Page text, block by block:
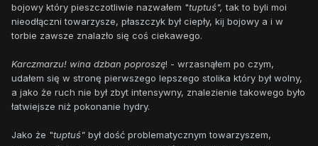
bojowy który pieszczotliwie nazwałem "tuptuś",tak to byli moi
nieodłączni towarzysze, płaszczyk był ciepły, kij bojowy a i w
torbie zawsze znalazło się coś ciekawego.
Karczmarzu! wina dzban poproszę! - wrzasnąłem po czym,
udałem się w stronę pierwszego lepszego stolika który był wolny,
a jako że ruch nie był zbyt intensywny, znalezienie takowego było
łatwiejsze niż pokonanie hydry.
Jako że "tuptuś" był dość problematycznym towarzyszem,